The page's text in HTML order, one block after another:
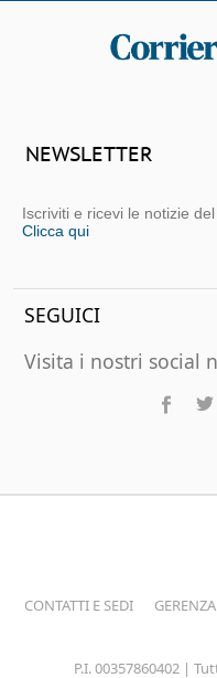
NEWSLETTER
Iscriviti e ricevi le notizie
Clicca qui
SEGUICI
Visita i nostri social
CONTATTI E SEDI GERENZA
P.I. 00357860402 |